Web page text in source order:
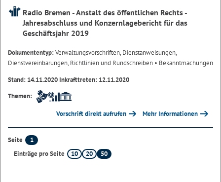
Radio Bremen - Anstalt des öffentlichen Rechts -
Jahresabschluss und Konzernlagebericht für das
Geschäftsjahr 2019
Dokumententyp:Verwaltungsvorschriften, Dienstanweisungen,
Dienstvereinbarungen, Richtlinien und Rundschreiben • Bekanntmachungen
Stand: 14.11.2020 Inkrafttreten: 12.11.2020
Themen:
Vorschrift direkt aufrufen Mehr Informationen
Seite
1
Einträge pro Seite
10 20 50